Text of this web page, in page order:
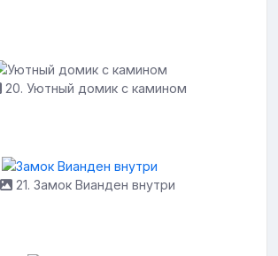
20. Уютный домик с камином
21. Замок Вианден внутри